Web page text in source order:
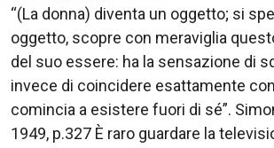
“(La donna) diventa un oggetto; si
oggetto, scopre con meraviglia
del suo essere: ha la sensazione di
invece di coincidere esattamente
comincia a esistere fuori di sé”.
1949, p.327 È raro guardare la